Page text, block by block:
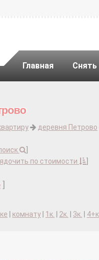
Главная Снять
деревня Петрово
по стоимости
комнату 1к. 2к. 3к. 4+к.